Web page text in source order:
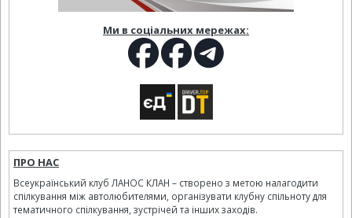
Ми в соціальних мережах:
ПРО НАС
Всеукраїнський клуб ЛАНОС КЛАН – створено з метою налагодити
спілкування між автолюбителями, організувати клубну спільноту для
тематичного спілкування, зустрічей та інших заходів.